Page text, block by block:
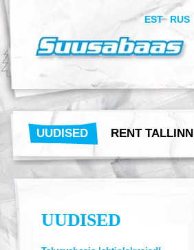
EST RUS
UUDISED RENT TALLINN
UUDISED